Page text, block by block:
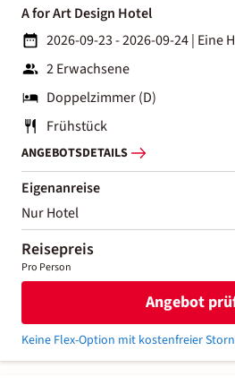
A for Art Design Hotel
2026-09-23 - 2026-09-24| Eine
2 Erwachsene
Doppelzimmer (D)
Frühstück
ANGEBOTSDETAILS
Eigenanreise
Nur Hotel
Reisepreis
Pro Person
Angebot
Keine Flex-Option mit kostenfreier